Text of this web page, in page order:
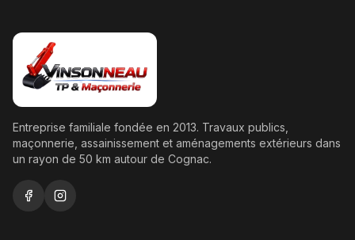
Entreprise familiale fondée en 2013. Travaux publics,
maçonnerie, assainissement et aménagements extérieurs dans
un rayon de 50 km autour de Cognac.